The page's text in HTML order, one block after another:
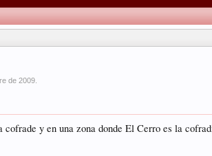
de 2009
y en una zona donde El Cerro es la